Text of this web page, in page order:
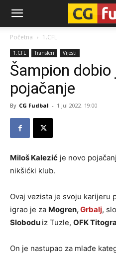
CG-
Fudbal
Početna 1.CFL
1.CFL Transferi Vijesti
Šampion dobio
pojačanje
By CG Fudbal - 1 Jul 2022. 19:00
Miloš Kalezić je novo
nikšićki klub.
Ovaj vezista je svoju karijeru
igrao je za Mogren,Grbalj,
Slobodu iz Tuzle, OFK
On je nastupao za mlađe